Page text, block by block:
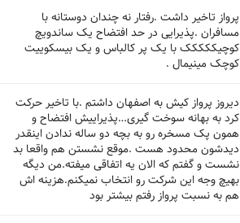
پرواز تاخیر داشت .رفتار نه چندان دوستانه با
مسافران .پذیرایی در حد افتضاح یک ساندویچ
کوچیککککک با یک پر کالباس و یک بیسکوییت
کوچک مینیمال .
دیروز پرواز کیش به اصفهان داشتم .با تاخیر حرکت
کرد به بهانه سوخت گیری…پذیراییش افتضاح و
همون پک مسخره رو به بچه دو ساله ندادن اینقدر
دیدشون محدود هست .موقع نشستن هم واقعا بد
نشست و گفتم که الان یه اتفاقی میفته.من دیگه
بهیچ وجه این شرکت رو انتخاب نمیکنم.هزینه اش
هم به نسبت پرواز رفتم بیشتر بود